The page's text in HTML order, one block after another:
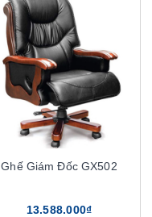
Ghế Giám Đốc GX502
13.588.000₫